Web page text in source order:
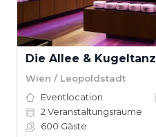
Die Allee & Kugeltanz
Wien / Leopoldstadt
Eventlocation
2 Veranstaltungsräume
600 Gäste